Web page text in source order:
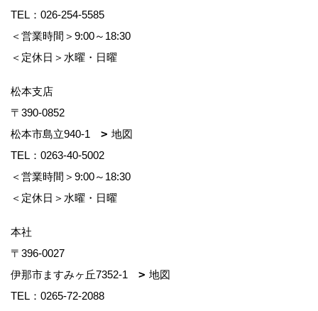
TEL： 026-254-5585
＜営業時間＞9:00～18:30
＜定休日＞水曜・日曜
松本支店
〒390-0852
松本市島立940-1
地図
TEL： 0263-40-5002
＜営業時間＞9:00～18:30
＜定休日＞水曜・日曜
本社
〒396-0027
伊那市ますみヶ丘7352-1
地図
TEL： 0265-72-2088